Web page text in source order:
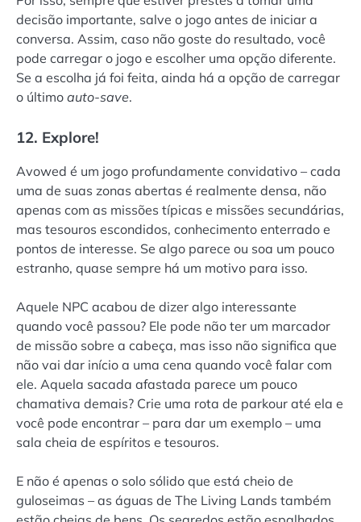
decisão importante, salve o jogo antes de iniciar a
conversa. Assim, caso não goste do resultado, você
pode carregar o jogo e escolher uma opção diferente.
Se a escolha já foi feita, ainda há a opção de carregar
o último auto-save.
12. Explore!
Avowed é um jogo profundamente convidativo – cada
uma de suas zonas abertas é realmente densa, não
apenas com as missões típicas e missões secundárias,
mas tesouros escondidos, conhecimento enterrado e
pontos de interesse. Se algo parece ou soa um pouco
estranho, quase sempre há um motivo para isso.
Aquele NPC acabou de dizer algo interessante
quando você passou? Ele pode não ter um marcador
de missão sobre a cabeça, mas isso não significa que
não vai dar início a uma cena quando você falar com
ele. Aquela sacada afastada parece um pouco
chamativa demais? Crie uma rota de parkour até ela e
você pode encontrar – para dar um exemplo – uma
sala cheia de espíritos e tesouros.
E não é apenas o solo sólido que está cheio de
guloseimas – as águas de The Living Lands também